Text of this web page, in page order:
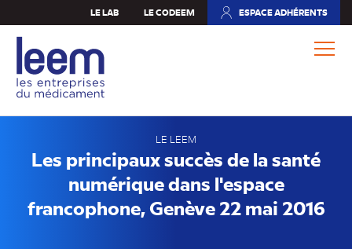
au
contenu
principal
LE LAB LE CODEEM ESPACE ADHÉRENTS
(NOUVEL
LE LEEM
Les principaux succès de la santé
numérique dans l'espace
francophone, Genève 22 mai 2016